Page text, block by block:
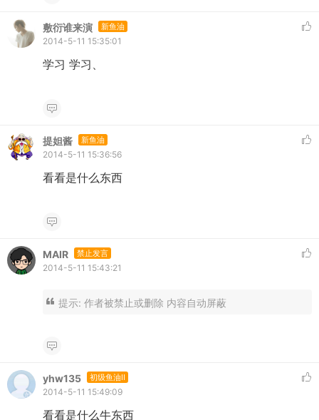
敷衍谁来演 新鱼油
2014-5-11 15:35:01
学习 学习、
提妲酱 新鱼油
2014-5-11 15:36:56
看看是什么东西
MAIR 禁止发言
2014-5-11 15:43:21
提示: 作者被禁止或删除 内容自动屏蔽
yhw135 初级鱼油II
2014-5-11 15:49:09
看看是什么牛东西